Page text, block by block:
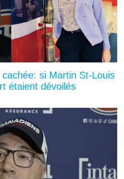
si Martin St-Louis
étaient dévoilés